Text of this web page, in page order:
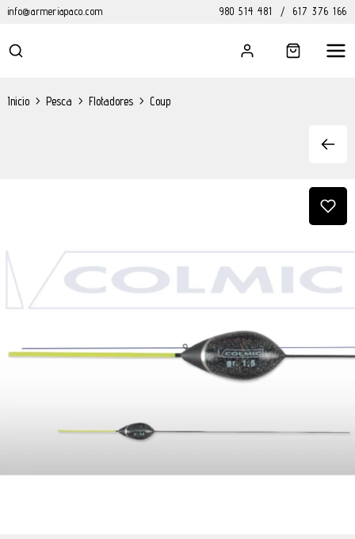
info@armeriapaco.com 980 514 481 / 617 376 166
Inicio > Pesca > Flotadores > Coup